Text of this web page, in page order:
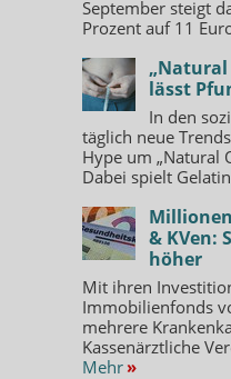
September steigt
Prozent auf 11
„Natural
lässt
In den
täglich neue
Hype um „Natural
Dabei spielt
& KVen:
höher
Mit ihren
Immobilienfonds
mehrere
Kassenärztliche
Mehr »